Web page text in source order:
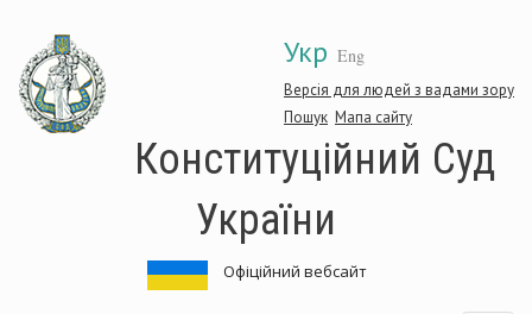
основного
матеріалу
Укр Eng
Версія для людей з вадами зору
Пошук Мапа сайту
Конституційний Суд
України
Офіційний вебсайт